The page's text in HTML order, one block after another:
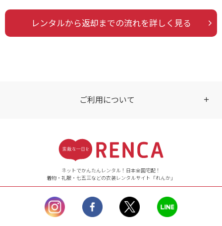
レンタルから返却までの流れを詳しく見る
ご利用について
【ご注文（インターネット）】
24時間年中無休
【お問い合わせ窓口（メー
土曜日、日曜日、臨
時休業日を除く。
ネットでかんたんレンタル！日本全国宅配！
着物・礼服・七五三などの衣装レンタルサイト「れんか」